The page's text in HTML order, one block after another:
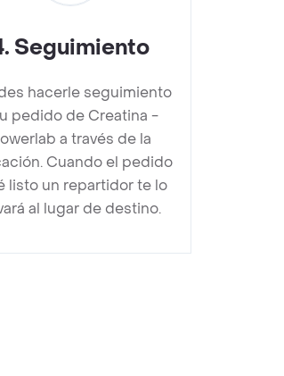
. Seguimiento
hacerle seguimiento
pedido de Creatina -
a través de la
Cuando el pedido
listo un repartidor te lo
al lugar de destino.